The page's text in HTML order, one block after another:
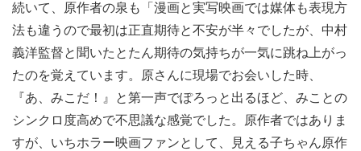
続いて、原作者の泉も「漫画と実写映画では媒体も表現方
法も違うので最初は正直期待と不安が半々でしたが、中村
義洋監督と聞いたとたん期待の気持ちが一気に跳ね上がっ
たのを覚えています。原さんに現場でお会いした時、
『あ、みこだ！』と第一声でぽろっと出るほど、みことの
シンクロ度高めで不思議な感覚でした。原作者ではありま
すが、いちホラー映画ファンとして、見える子ちゃん原作